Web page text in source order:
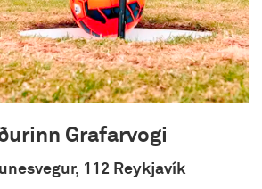
Grafarvogi
112 Reykjavík